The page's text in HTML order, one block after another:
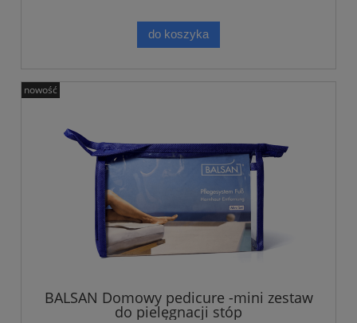
do koszyka
BALSAN Domowy pedicure -mini zestaw
do pielęgnacji stóp
nowość